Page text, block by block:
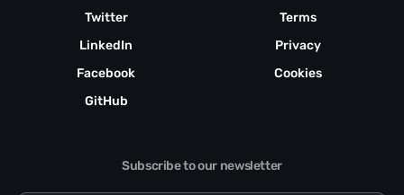
Twitter
LinkedIn
Facebook
GitHub
Terms
Privacy
Cookies
Subscribe to our newsletter